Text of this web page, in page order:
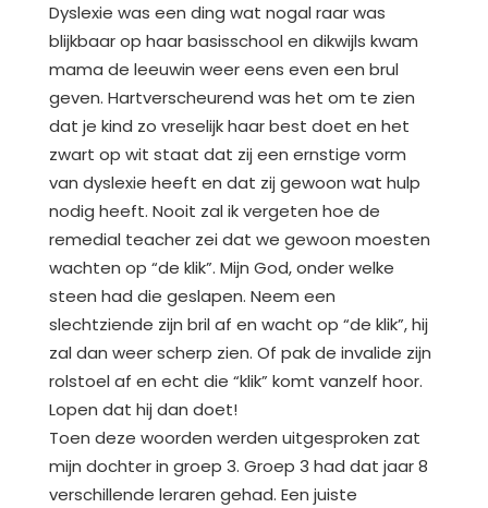
Dyslexie was een ding wat nogal raar was
blijkbaar op haar basisschool en dikwijls kwam
mama de leeuwin weer eens even een brul
geven. Hartverscheurend was het om te zien
dat je kind zo vreselijk haar best doet en het
zwart op wit staat dat zij een ernstige vorm
van dyslexie heeft en dat zij gewoon wat hulp
nodig heeft. Nooit zal ik vergeten hoe de
remedial teacher zei dat we gewoon moesten
wachten op “de klik”. Mijn God, onder welke
steen had die geslapen. Neem een
slechtziende zijn bril af en wacht op “de klik”, hij
zal dan weer scherp zien. Of pak de invalide zijn
rolstoel af en echt die “klik” komt vanzelf hoor.
Lopen dat hij dan doet!
Toen deze woorden werden uitgesproken zat
mijn dochter in groep 3. Groep 3 had dat jaar 8
verschillende leraren gehad. Een juiste